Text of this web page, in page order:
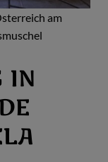
am
IN